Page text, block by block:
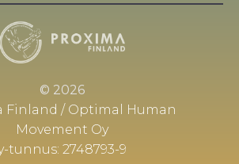
© 2026
Finland / Optimal Human
Movement Oy
tunnus: 2748793-9